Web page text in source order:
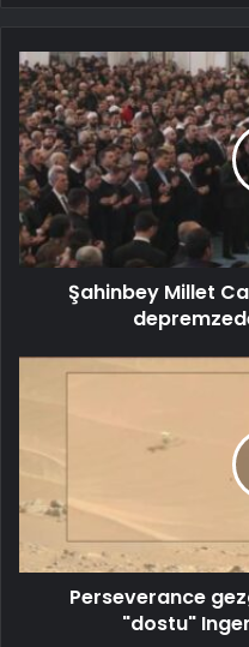
Şahinbey Millet
Perseverance
"dostu"